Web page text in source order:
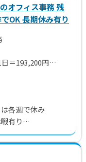
オフィス事務 残
OK 長期休み有り
＝193,200円
給いたします。
各週で休み
有り